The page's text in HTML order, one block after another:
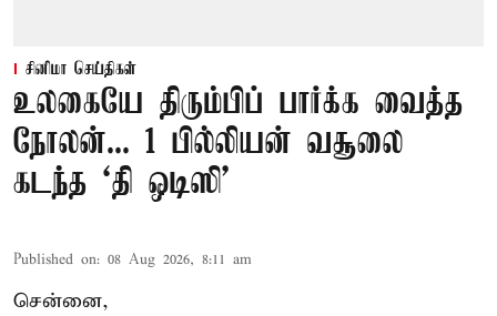
சினிமா செய்திகள்
உலகையே திரும்பிப் பார்க்க வைத்த
நோலன்... 1 பில்லியன் வசூலை
கடந்த ‘தி ஒடிஸி’
Published on: 08 Aug 2026, 8:11 am
சென்னை,